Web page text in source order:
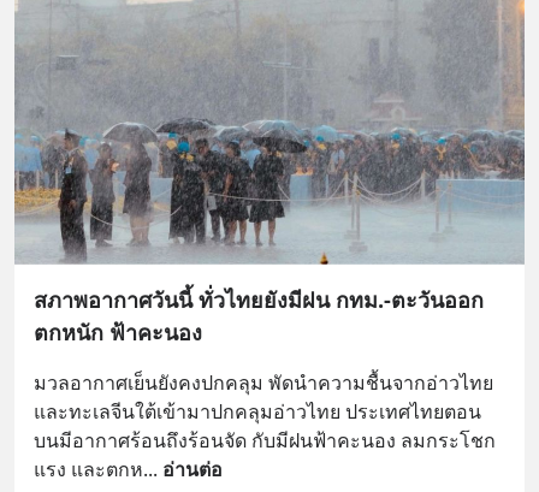
สภาพอากาศวันนี้ ทั่วไทยยังมีฝน กทม.-ตะวันออก
ตกหนัก ฟ้าคะนอง
มวลอากาศเย็นยังคงปกคลุม พัดนำความชื้นจากอ่าวไทย
และทะเลจีนใต้เข้ามาปกคลุมอ่าวไทย ประเทศไทยตอน
บนมีอากาศร้อนถึงร้อนจัด กับมีฝนฟ้าคะนอง ลมกระโชก
แรง และตกห... อ่านต่อ